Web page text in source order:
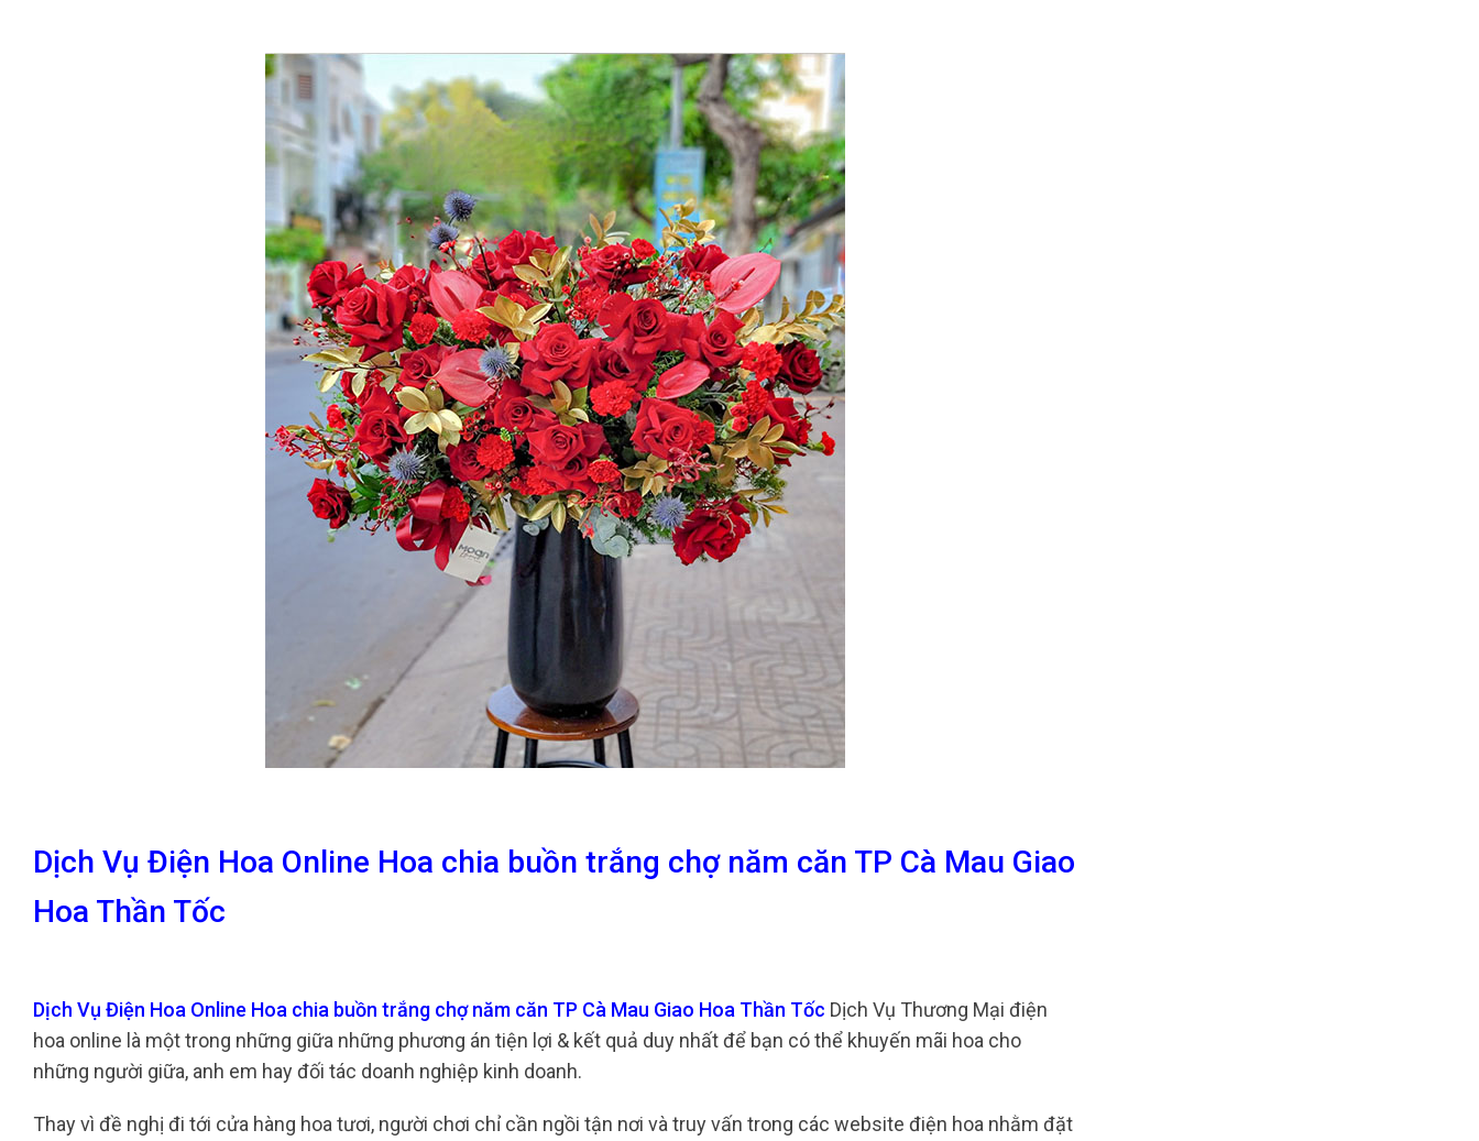
Dịch Vụ Điện Hoa Online Hoa chia buồn trắng chợ năm căn TP Cà Mau Giao
Hoa Thần Tốc
Dịch Vụ Điện Hoa Online Hoa chia buồn trắng chợ năm căn TP Cà Mau Giao Hoa Thần Tốc Dịch Vụ Thương Mại điện
hoa online là một trong những giữa những phương án tiện lợi & kết quả duy nhất để bạn có thể khuyến mãi hoa cho
những người giữa, anh em hay đối tác doanh nghiệp kinh doanh.
Thay vì đề nghị đi tới cửa hàng hoa tươi, người chơi chỉ cần ngồi tận nơi và truy vấn trong các website điện hoa nhằm đặt